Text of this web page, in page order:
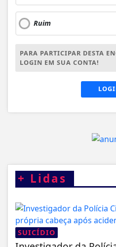
Ruim
PARA PARTICIPAR DESTA
LOGIN EM SUA CONTA!
+ Lidas
SUICÍDIO